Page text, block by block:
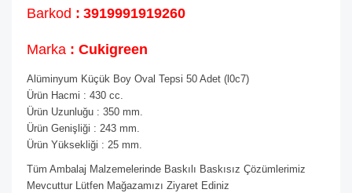
Barkod : 3919991919260
Marka : Cukigreen
Alüminyum Küçük Boy Oval Tepsi 50 Adet (l0c7)
Ürün Hacmi : 430 cc.
Ürün Uzunluğu : 350 mm.
Ürün Genişliği : 243 mm.
Ürün Yüksekliği : 25 mm.
Tüm Ambalaj Malzemelerinde Baskılı Baskısız Çözümlerimiz
Mevcuttur Lütfen Mağazamızı Ziyaret Ediniz